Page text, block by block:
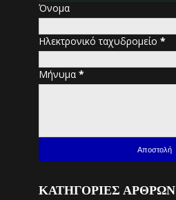
Όνομα
Ηλεκτρονικό ταχυδρομείο*
Μήνυμα*
ΚΑΤΗΓΟΡΙΕΣ ΑΡΘΡΩΝ